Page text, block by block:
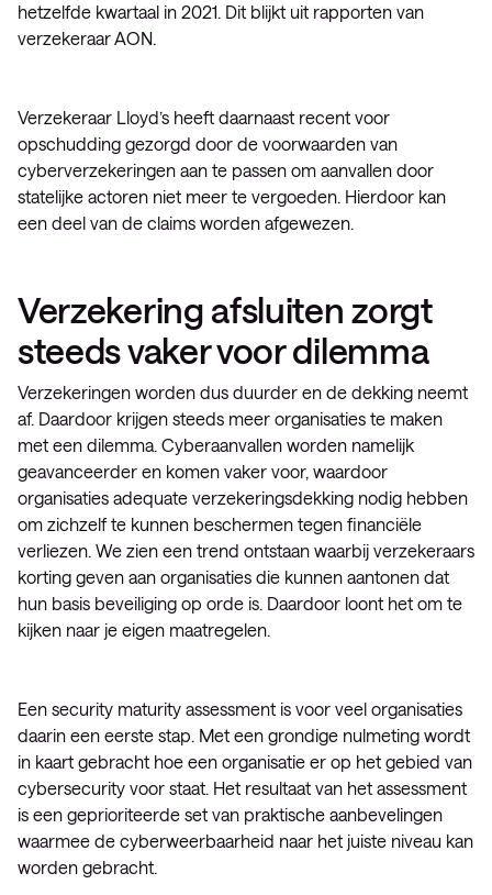
hetzelfde kwartaal in 2021. Dit blijkt uit rapporten van
verzekeraar AON.
Verzekeraar Lloyd’s heeft daarnaast recent voor
opschudding gezorgd door de voorwaarden van
cyberverzekeringen aan te passen om aanvallen door
statelijke actoren niet meer te vergoeden. Hierdoor kan
een deel van de claims worden afgewezen.
Verzekering afsluiten zorgt
steeds vaker voor dilemma
Verzekeringen worden dus duurder en de dekking neemt
af. Daardoor krijgen steeds meer organisaties te maken
met een dilemma. Cyberaanvallen worden namelijk
geavanceerder en komen vaker voor, waardoor
organisaties adequate verzekeringsdekking nodig hebben
om zichzelf te kunnen beschermen tegen financiële
verliezen. We zien een trend ontstaan waarbij verzekeraars
korting geven aan organisaties die kunnen aantonen dat
hun basis beveiliging op orde is. Daardoor loont het om te
kijken naar je eigen maatregelen.
Een security maturity assessment is voor veel organisaties
daarin een eerste stap. Met een grondige nulmeting wordt
in kaart gebracht hoe een organisatie er op het gebied van
cybersecurity voor staat. Het resultaat van het assessment
is een geprioriteerde set van praktische aanbevelingen
waarmee de cyberweerbaarheid naar het juiste niveau kan
worden gebracht.